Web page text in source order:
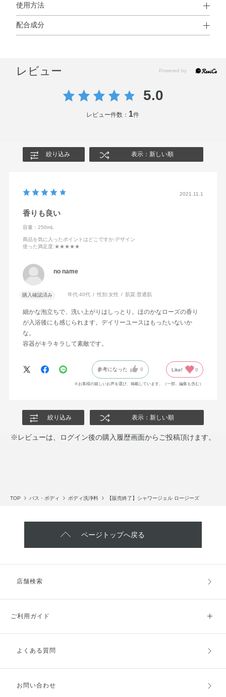
使用方法
使用方法
配合成分
イン・ココアンホ酢酸Na・PPG－2コカミド・香料・アセ
フサスグリ果実エキス・センチフォリアバラ花エキス・
BG・EDTA－2Na・クエン酸・グリセリン・ポリクオタニ
レビュー
5.0
レビュー件数： 1件
絞り込み 表示：新しい順
2021.11.1
香りも良い
容量：250mL
商品を気に入ったポイントはどこですか:デザイン
使った満足度:★★★★★
no name
購入確認済み 年代:40代 性別:女性 肌質:普通肌
細かな泡立ちで、洗い上がりはしっとり。ほのかなローズの香り
が入浴後にも感じられます。デイリーユースはもったいないか
な。
容器がキラキラして素敵です。
参考になった 0 Like! 0
※お客様の嬉しいお声を選び、掲載しています。（一部、編集も含む）
絞り込み 表示：新しい順
※レビューは、ログイン後の購入履歴画面からご投稿頂けます。
TOP バス・ボディ ボディ洗浄料 【販売終了】シャワージェル ロージーズ
ページトップへ戻る
店舗検索
ご利用ガイド
ご利用ガイドトップ
お支払方法
よくある質問
お問い合わせ